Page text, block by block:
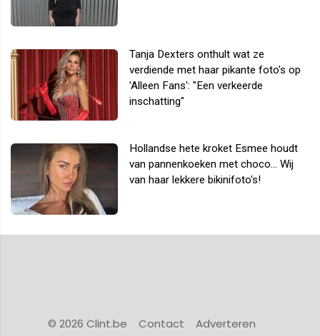
Tanja Dexters onthult wat ze
verdiende met haar pikante foto's op
'Alleen Fans': "Een verkeerde
inschatting"
Hollandse hete kroket Esmee houdt
van pannenkoeken met choco... Wij
van haar lekkere bikinifoto's!
© 2026 Clint.be Contact
Adverteren